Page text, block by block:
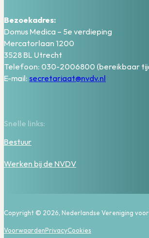
Bezoekadres:
Domus Medica – 5e verdieping
Mercatorlaan 1200
3528 BL Utrecht
Telefoon: 030-2006800 (bereikbaar
E-mail: secretariaat@nvdv.nl
Snelle links:
Bestuur
Werken bij de NVDV
Copyright © 2026, Nederlandse Vereniging
VoorwaardenPrivacyCookies